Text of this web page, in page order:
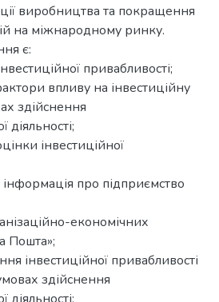
виробництва та покращення
на міжнародному ринку.
є:
привабливості;
впливу на інвестиційну
здійснення
діяльності;
інвестиційної
інформація про підприємство
економічних
Пошта»;
інвестиційної привабливості
здійснення